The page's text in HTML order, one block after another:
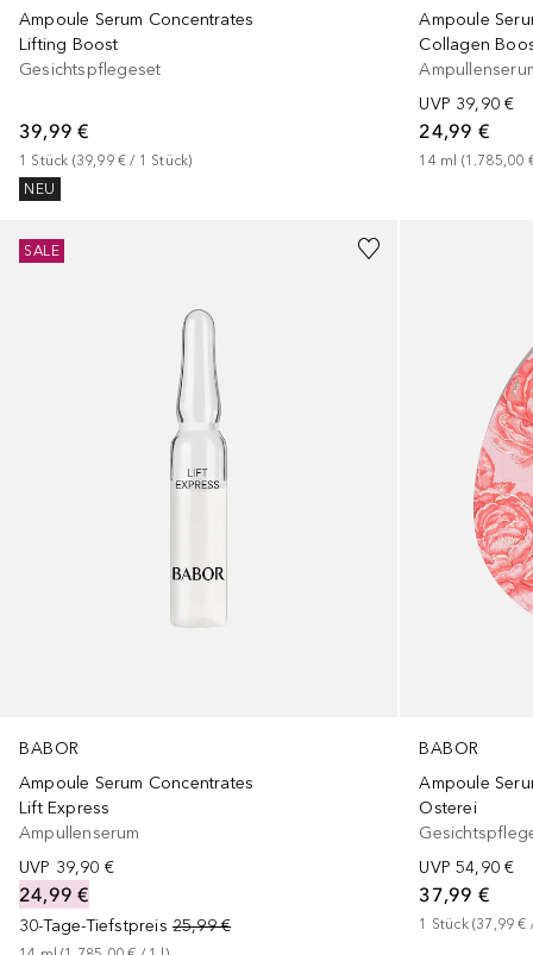
Ampoule Serum Concentrates
Lifting Boost
Gesichtspflegeset
39,99 €
1 Stück (39,99 € / 1 Stück)
NEU
Ampoule
Collagen
UVP 39,90 €
24,99 €
14 ml (1.785,00
BABOR
Ampoule Serum Concentrates
Lift Express
Ampullenserum
UVP 39,90 €
24,99 €
30-Tage-Tiefstpreis 25,99 €
SALE
BABOR
Ampoule
Osterei
UVP 54,90 €
37,99 €
1 Stück (37,99 €